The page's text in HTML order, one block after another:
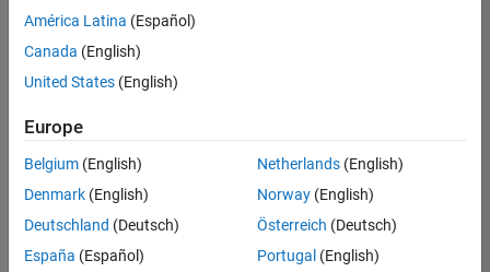
Actuellement,
aucune
offre
d'emploi
correspondant
à vos
critères
de
recherche.
Vous
América Latina (Español)
Canada (English)
United States (English)
Europe
Belgium (English)
Denmark (English)
Deutschland (Deutsch)
España (Español)
Netherlands(English)
Norway(English)
Österreich (Deutsch)
Portugal (English)